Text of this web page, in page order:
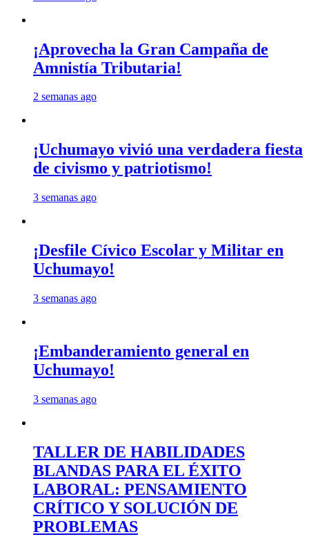
¡Aprovecha la Gran Campaña de
Amnistía Tributaria!
2 semanas ago
¡Uchumayo vivió una verdadera fiesta
de civismo y patriotismo!
3 semanas ago
¡Desfile Cívico Escolar y Militar en
Uchumayo!
3 semanas ago
¡Embanderamiento general en
Uchumayo!
3 semanas ago
TALLER DE HABILIDADES
BLANDAS PARA EL ÉXITO
LABORAL: PENSAMIENTO
CRÍTICO Y SOLUCIÓN DE
PROBLEMAS